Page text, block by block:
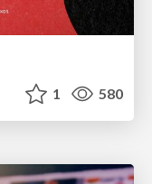
1 580